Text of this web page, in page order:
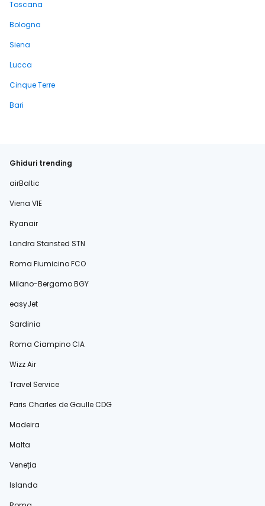
Toscana
Bologna
Siena
Lucca
Cinque Terre
Bari
Ghiduri trending
airBaltic
Viena VIE
Ryanair
Londra Stansted STN
Roma Fiumicino FCO
Milano-Bergamo BGY
easyJet
Sardinia
Roma Ciampino CIA
Wizz Air
Travel Service
Paris Charles de Gaulle CDG
Madeira
Malta
Veneția
Islanda